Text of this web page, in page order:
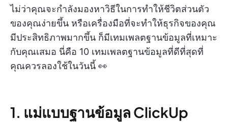
ไม่ว่าคุณจะกำลังมองหาวิธีในการทำให้ชีวิตส่วนตัว
ของคุณง่ายขึ้น หรือเครื่องมือที่จะทำให้ธุรกิจของคุณ
มีประสิทธิภาพมากขึ้น ก็มีเทมเพลตฐานข้อมูลที่เหมาะ
กับคุณเสมอ นี่คือ 10 เทมเพลตฐานข้อมูลที่ดีที่สุดที่
คุณควรลองใช้ในวันนี้ 👀
1. แม่แบบฐานข้อมูล ClickUp